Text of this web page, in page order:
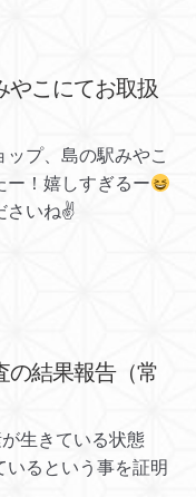
やこにてお取扱
プ、島の駅みやこ
ー！嬉しすぎるー
さいね✌
の結果報告（常
生きている状態
るという事を証明